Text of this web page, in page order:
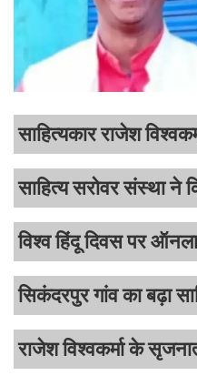
साहित्यकार राजेश
साहित्य सरोवर संस्था ने
विश्व हिंदू दिवस पर
सिकंदरपुर गांव का बढ़ा
राजेश विश्वकर्मा के